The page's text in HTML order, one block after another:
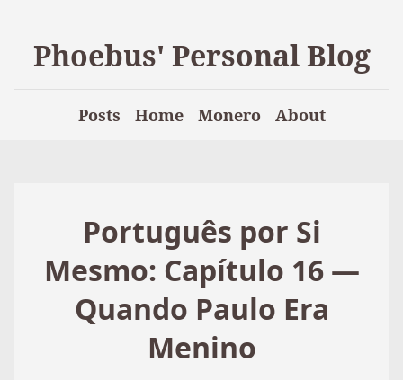
Phoebus' Personal Blog
Posts Home Monero About
Português por Si
Mesmo: Capítulo 16 —
Quando Paulo Era
Menino